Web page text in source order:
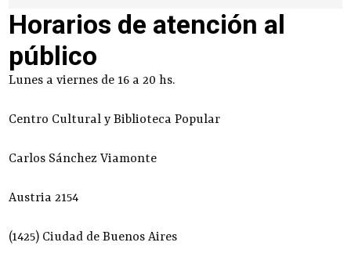
Horarios de atención al
público
Lunes a viernes de 16 a 20 hs.
Centro Cultural y Biblioteca Popular
Carlos Sánchez Viamonte
Austria 2154
(1425) Ciudad de Buenos Aires